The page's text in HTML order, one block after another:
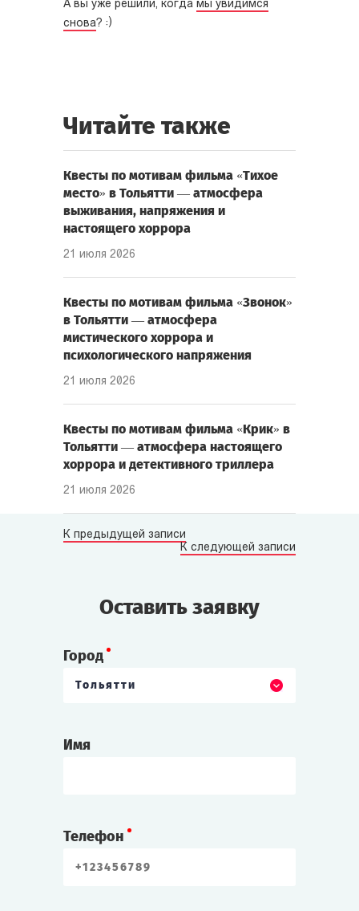
А вы уже решили, когда мы увидимся
снова? :)
Читайте также
Квесты по мотивам фильма «Тихое
место» в Тольятти — атмосфера
выживания, напряжения и
настоящего хоррора
21 июля 2026
Квесты по мотивам фильма «Звонок»
в Тольятти — атмосфера
мистического хоррора и
психологического напряжения
21 июля 2026
Квесты по мотивам фильма «Крик» в
Тольятти — атмосфера настоящего
хоррора и детективного триллера
21 июля 2026
К предыдущей записи
К следующей записи
Оставить заявку
Город
Тольятти
Имя
Телефон